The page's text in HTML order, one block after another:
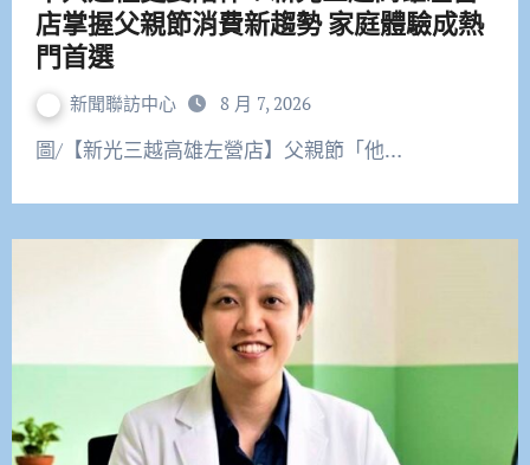
店掌握父親節消費新趨勢 家庭體驗成熱
門首選
新聞聯訪中心 8 月 7, 2026
圖/【新光三越高雄左營店】父親節「他…